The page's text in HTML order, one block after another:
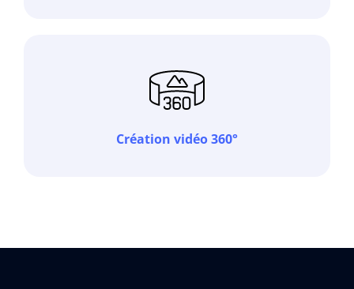
Création vidéo 360°